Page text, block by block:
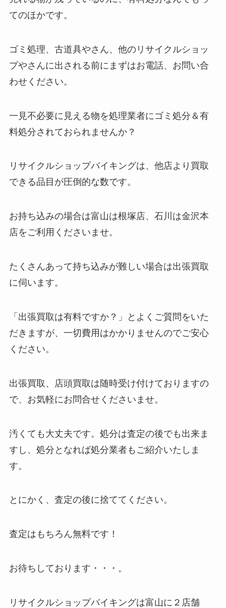
てのほかです。
ゴミ処理、古道具やさん、他のリサイクルショッ
プやさんに出される前にまずはお電話、お問い合
わせください。
一見不必要に見える物を処理業者にゴミ処分＆有
料処分されておられませんか？
リサイクルショップバイキングは、他店より買取
できる品目が圧倒的な数です。
お持ち込みの場合は富山は根塚店、石川は金沢本
店をご利用くださいませ。
たくさんあって持ち込みが難しい場合は出張買取
に伺います。
「出張買取は有料ですか？」とよくご質問をいた
だきますが、一切費用はかかりませんのでご安心
ください。
出張買取、店頭買取は随時受け付けておりますの
で、お気軽にお問合せくださいませ。
汚くても大丈夫です。処分は査定の後でも出来ま
すし、処分となれば処分業者もご紹介いたしま
す。
とにかく、査定の後に捨ててください。
査定はもちろん無料です！
お待ちしております・・・。
リサイクルショップバイキングは富山に２店舗